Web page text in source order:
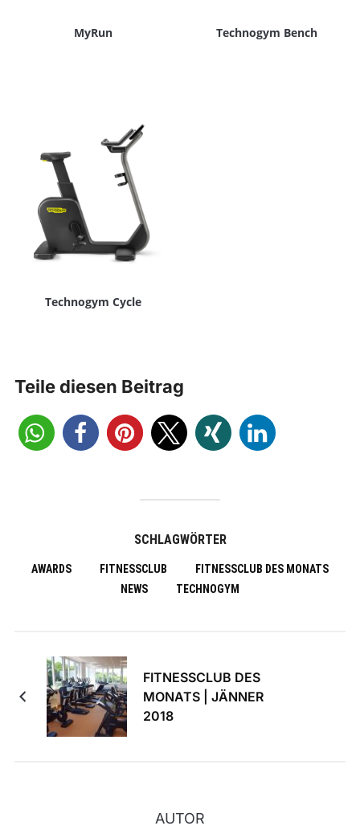
MyRun Technogym Bench
Technogym Cycle
Teile diesen Beitrag
SCHLAGWÖRTER
AWARDS FITNESSCLUB
FITNESSCLUB DES MONATS
NEWS
TECHNOGYM
FITNESSCLUB DES
MONATS | JÄNNER
2018
AUTOR